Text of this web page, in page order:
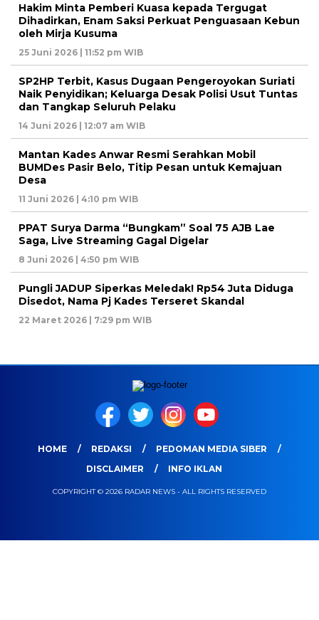
Hakim Minta Pemberi Kuasa kepada Tergugat
Dihadirkan, Enam Saksi Perkuat Penguasaan Kebun
oleh Mirja Kusuma
25 Juni 2026 | 11:52 pm WIB
SP2HP Terbit, Kasus Dugaan Pengeroyokan Suriati
Naik Penyidikan; Keluarga Desak Polisi Usut Tuntas
dan Tangkap Seluruh Pelaku
14 Juni 2026 | 12:07 am WIB
Mantan Kades Anwar Resmi Serahkan Mobil
BUMDes Pasir Belo, Titip Pesan untuk Kemajuan
Desa
11 Juni 2026 | 4:10 pm WIB
PPAT Surya Darma “Bungkam” Soal 75 AJB Lae
Saga, Live Streaming Gagal Digelar
8 Juni 2026 | 4:50 pm WIB
Pungli JADUP Siperkas Meledak! Rp54 Juta Diduga
Disedot, Nama Pj Kades Terseret Skandal
22 Maret 2026 | 7:29 pm WIB
HOME REDAKSI
PEDOMAN MEDIA SIBER
DISCLAIMER
INFO IKLAN
COPYRIGHT © 2026 RADAR NEWS - ALL RIGHTS RESERVED